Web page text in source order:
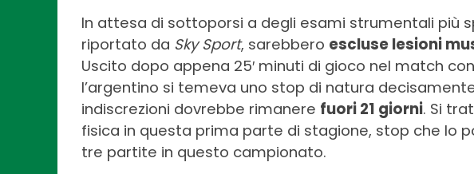
In attesa di sottoporsi a degli esami strumentali più
riportato da Sky Sport, sarebbero escluse lesioni
Uscito dopo appena 25′ minuti di gioco nel match
l’argentino si temeva uno stop di natura
indiscrezioni dovrebbe rimanere fuori 21 giorni. Si
fisica in questa prima parte di stagione, stop che lo
tre partite in questo campionato.